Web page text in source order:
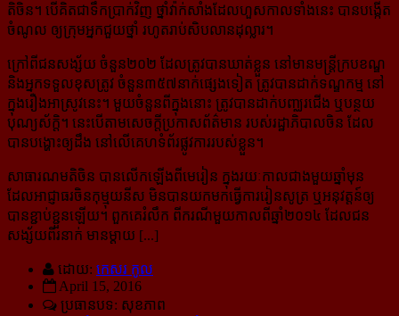
តិចិន។ បើគិតជាទឹកប្រាក់វិញ ថ្នាំវ៉ាក់សាំង​ដែល​ហួស​កាល​ទាំង​នេះ បានបង្កើត
ចំណូល ឲ្យក្រុមអ្នកជួយថ្នាំ រហូតរាប់សិបលានដុល្លារ។
ក្រៅពីជនសង្ស័យ ចំនួន២០២ ដែលត្រូវបានឃាត់ខ្លួន នៅមានមន្ត្រីក្របខណ្ឌ
និងអ្នកទទួលខុសត្រូវ ចំនួន​៣៥៧នាក់​ផ្សេងទៀត ត្រូវបានដាក់ទណ្ឌកម្ម នៅ
ក្នុងរឿងអាស្រូវនេះ។ មួយចំនួនពីក្នុងនោះ ត្រូវបាន​ដាក់​បញ្ឈរ​ជើង ឬបន្ថយ
បុណ្យស័ក្ដិ។ នេះបើតាមសេចក្ដីប្រកាសព័ត៌មាន របស់រដ្ឋាភិបាលចិន ដែល​
បាន​បង្ហោះ​ឲ្យ​ដឹង នៅ​លើ​គេហទំព័រ​ផ្លូវការរបស់ខ្លួន។
សាធារណមតិចិន បានលើកឡើងពីមេរៀន ក្នុងរយៈកាលជាងមួយឆ្នាំមុន
ដែលអាជ្ញាធរចិនកុម្មុយនីស មិន​បានយកមកធ្វើការរៀនសូត្រ ឬអនុវត្តន៍ឲ្យ
បានខ្ជាប់ខ្ជួនឡើយ។ ពួកគេរំលឹក ពីករណីមួយកាលពី​ឆ្នាំ២០១៤ ដែលជន
សង្ស័យ​ពីរនាក់ មានម្ដាយ [...]
ដោយ: កេសរ កូល
April 15, 2016
ប្រធានបទ: សុខភាព